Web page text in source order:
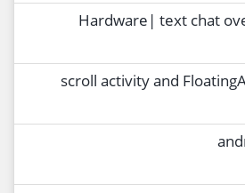
Hardware| text chat
scroll activity and